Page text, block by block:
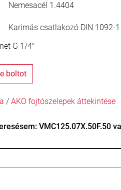
Nemesacél 1.4404
Karimás csatlakozó DIN 1092-
G 1/4"
boltot
/ AKO fojtószelepek áttekintése
VMC125.07X.50F.50